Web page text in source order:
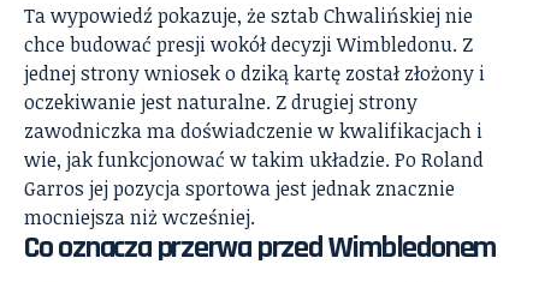
Ta wypowiedź pokazuje, że sztab Chwalińskiej nie
chce budować presji wokół decyzji Wimbledonu. Z
jednej strony wniosek o dziką kartę został złożony i
oczekiwanie jest naturalne. Z drugiej strony
zawodniczka ma doświadczenie w kwalifikacjach i
wie, jak funkcjonować w takim układzie. Po Roland
Garros jej pozycja sportowa jest jednak znacznie
mocniejsza niż wcześniej.
Co oznacza przerwa przed Wimbledonem